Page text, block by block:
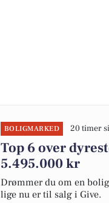
BOLIGMARKED 20 timer
Top 6 over
5.495.000 kr
Drømmer du om en
lige nu er til salg i Give.